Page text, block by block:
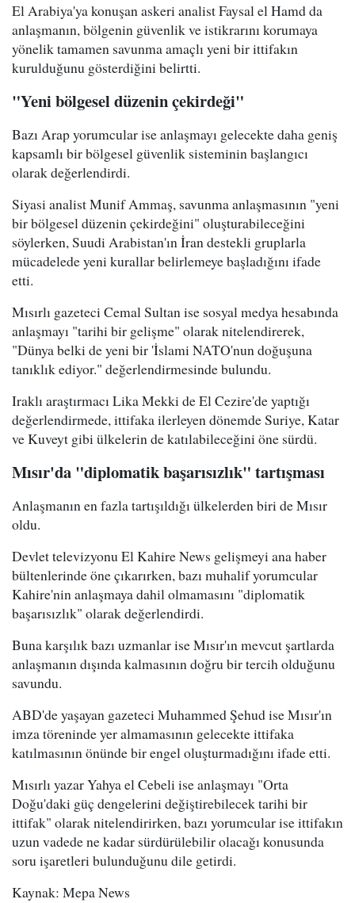
El Arabiya'ya konuşan askeri analist Faysal el Hamd da
anlaşmanın, bölgenin güvenlik ve istikrarını korumaya
yönelik tamamen savunma amaçlı yeni bir ittifakın
kurulduğunu gösterdiğini belirtti.
"Yeni bölgesel düzenin çekirdeği"
Bazı Arap yorumcular ise anlaşmayı gelecekte daha geniş
kapsamlı bir bölgesel güvenlik sisteminin başlangıcı
olarak değerlendirdi.
Siyasi analist Munif Ammaş, savunma anlaşmasının "yeni
bir bölgesel düzenin çekirdeğini" oluşturabileceğini
söylerken, Suudi Arabistan'ın İran destekli gruplarla
mücadelede yeni kurallar belirlemeye başladığını ifade
etti.
Mısırlı gazeteci Cemal Sultan ise sosyal medya hesabında
anlaşmayı "tarihi bir gelişme" olarak nitelendirerek,
"Dünya belki de yeni bir 'İslami NATO'nun doğuşuna
tanıklık ediyor." değerlendirmesinde bulundu.
Iraklı araştırmacı Lika Mekki de El Cezire'de yaptığı
değerlendirmede, ittifaka ilerleyen dönemde Suriye, Katar
ve Kuveyt gibi ülkelerin de katılabileceğini öne sürdü.
Mısır'da "diplomatik başarısızlık" tartışması
Anlaşmanın en fazla tartışıldığı ülkelerden biri de Mısır
oldu.
Devlet televizyonu El Kahire News gelişmeyi ana haber
bültenlerinde öne çıkarırken, bazı muhalif yorumcular
Kahire'nin anlaşmaya dahil olmamasını "diplomatik
başarısızlık" olarak değerlendirdi.
Buna karşılık bazı uzmanlar ise Mısır'ın mevcut şartlarda
anlaşmanın dışında kalmasının doğru bir tercih olduğunu
savundu.
ABD'de yaşayan gazeteci Muhammed Şehud ise Mısır'ın
imza töreninde yer almamasının gelecekte ittifaka
katılmasının önünde bir engel oluşturmadığını ifade etti.
Mısırlı yazar Yahya el Cebeli ise anlaşmayı "Orta
Doğu'daki güç dengelerini değiştirebilecek tarihi bir
ittifak" olarak nitelendirirken, bazı yorumcular ise ittifakın
uzun vadede ne kadar sürdürülebilir olacağı konusunda
soru işaretleri bulunduğunu dile getirdi.
Kaynak: Mepa News